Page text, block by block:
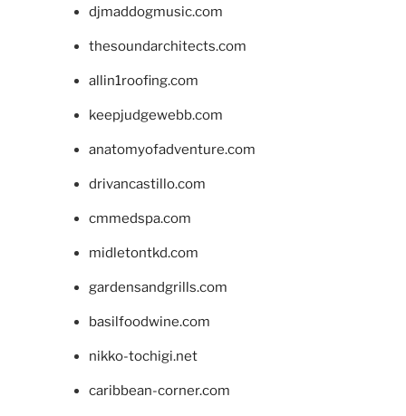
djmaddogmusic.com
thesoundarchitects.com
allin1roofing.com
keepjudgewebb.com
anatomyofadventure.com
drivancastillo.com
cmmedspa.com
midletontkd.com
gardensandgrills.com
basilfoodwine.com
nikko-tochigi.net
caribbean-corner.com